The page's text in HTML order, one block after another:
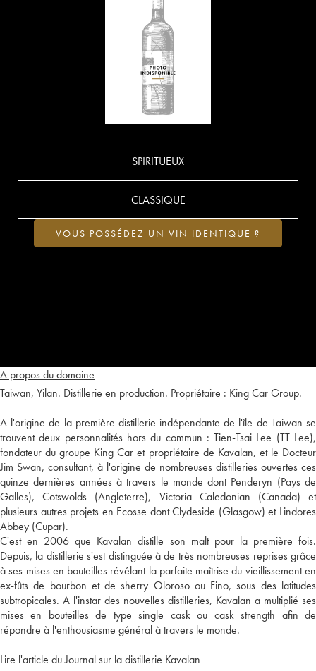
A propos du domaine
Taiwan, Yilan. Distillerie en production. Propriétaire : King Car Group.
A l'origine de la première distillerie indépendante de l'île de Taiwan se
trouvent deux personnalités hors du commun : Tien-Tsai Lee (TT Lee),
fondateur du groupe King Car et propriétaire de Kavalan, et le Docteur
Jim Swan, consultant, à l'origine de nombreuses distilleries ouvertes ces
quinze dernières années à travers le monde dont Penderyn (Pays de
Galles), Cotswolds (Angleterre), Victoria Caledonian (Canada) et
plusieurs autres projets en Ecosse dont Clydeside (Glasgow) et Lindores
Abbey (Cupar).
C'est en 2006 que Kavalan distille son malt pour la première fois.
Depuis, la distillerie s'est distinguée à de très nombreuses reprises grâce
à ses mises en bouteilles révélant la parfaite maîtrise du vieillissement en
ex-fûts de bourbon et de sherry Oloroso ou Fino, sous des latitudes
subtropicales. A l'instar des nouvelles distilleries, Kavalan a multiplié ses
mises en bouteilles de type single cask ou cask strength afin de
répondre à l'enthousiasme général à travers le monde.
Lire l'article du Journal sur la distillerie Kavalan
SPIRITUEUX
CLASSIQUE
VOUS POSSÉDEZ UN VIN IDENTIQUE ?